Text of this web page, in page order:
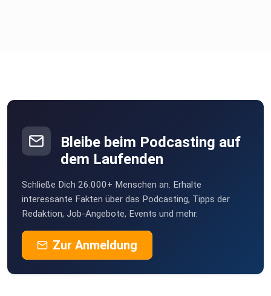
Bleibe beim Podcasting auf
dem Laufenden
Schließe Dich 26.000+ Menschen an. Erhalte
interessante Fakten über das Podcasting, Tipps der
Redaktion, Job-Angebote, Events und mehr.
Zur Anmeldung